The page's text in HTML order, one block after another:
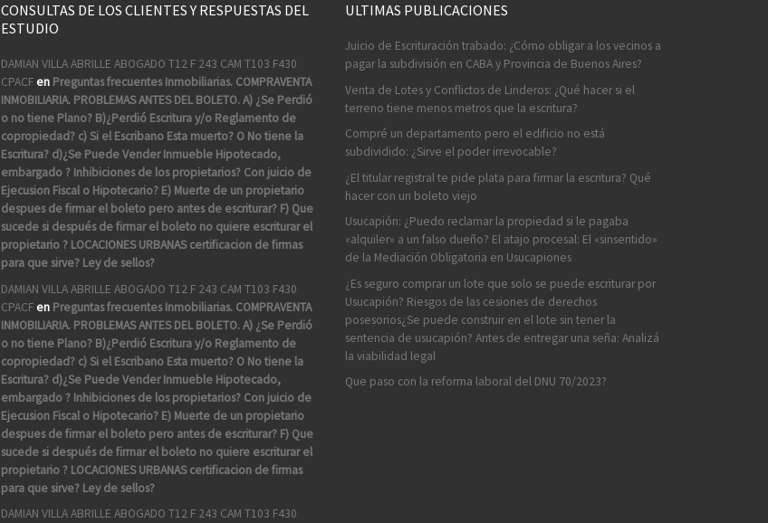
CONSULTAS DE LOS CLIENTES Y RESPUESTAS DEL
ESTUDIO
DAMIAN VILLA ABRILLE ABOGADO T12 F 243 CAM T103 F430
CPACFen Preguntas frecuentes Inmobiliarias. COMPRAVENTA
INMOBILIARIA. PROBLEMAS ANTES DEL BOLETO. A) ¿Se Perdió
o no tiene Plano? B)¿Perdió Escritura y/o Reglamento de
copropiedad? c) Si el Escribano Esta muerto? O No tiene la
Escritura? d)¿Se Puede Vender Inmueble Hipotecado,
embargado ? Inhibiciones de los propietarios? Con juicio de
Ejecusion Fiscal o Hipotecario? E) Muerte de un propietario
despues de firmar el boleto pero antes de escriturar? F) Que
sucede si después de firmar el boleto no quiere escriturar el
propietario ? LOCACIONES URBANAS certificacion de firmas
para que sirve? Ley de sellos?
DAMIAN VILLA ABRILLE ABOGADO T12 F 243 CAM T103 F430
CPACFen Preguntas frecuentes Inmobiliarias. COMPRAVENTA
INMOBILIARIA. PROBLEMAS ANTES DEL BOLETO. A) ¿Se Perdió
o no tiene Plano? B)¿Perdió Escritura y/o Reglamento de
copropiedad? c) Si el Escribano Esta muerto? O No tiene la
Escritura? d)¿Se Puede Vender Inmueble Hipotecado,
embargado ? Inhibiciones de los propietarios? Con juicio de
Ejecusion Fiscal o Hipotecario? E) Muerte de un propietario
despues de firmar el boleto pero antes de escriturar? F) Que
sucede si después de firmar el boleto no quiere escriturar el
propietario ? LOCACIONES URBANAS certificacion de firmas
para que sirve? Ley de sellos?
DAMIAN VILLA ABRILLE ABOGADO T12 F 243 CAM T103 F430
ULTIMAS PUBLICACIONES
Juicio de Escrituración trabado: ¿Cómo obligar a los vecinos a
pagar la subdivisión en CABA y Provincia de Buenos Aires?
Venta de Lotes y Conflictos de Linderos: ¿Qué hacer si el
terreno tiene menos metros que la escritura?
Compré un departamento pero el edificio no está
subdividido: ¿Sirve el poder irrevocable?
¿El titular registral te pide plata para firmar la escritura? Qué
hacer con un boleto viejo
Usucapión: ¿Puedo reclamar la propiedad si le pagaba
«alquiler» a un falso dueño? El atajo procesal: El «sinsentido»
de la Mediación Obligatoria en Usucapiones
¿Es seguro comprar un lote que solo se puede escriturar por
Usucapión? Riesgos de las cesiones de derechos
posesorios¿Se puede construir en el lote sin tener la
sentencia de usucapión? Antes de entregar una seña: Analizá
la viabilidad legal
Que paso con la reforma laboral del DNU 70/2023?